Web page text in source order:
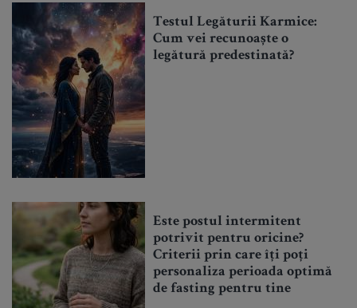
Testul Legăturii Karmice:
Cum vei recunoaște o
legătură predestinată?
Este postul intermitent
potrivit pentru oricine?
Criterii prin care îți poți
personaliza perioada optimă
de fasting pentru tine